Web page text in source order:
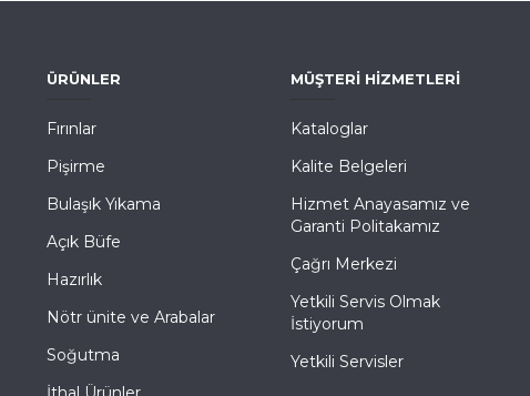
ÜRÜNLER
Fırınlar
Pişirme
Bulaşık Yıkama
Açık Büfe
Hazırlık
Nötr ünite ve Arabalar
Soğutma
MÜŞTERI HIZMETLERI
Kataloglar
Kalite Belgeleri
Hizmet Anayasamız ve
Garanti Politakamız
Çağrı Merkezi
Yetkili Servis Olmak
İstiyorum
Yetkili Servisler